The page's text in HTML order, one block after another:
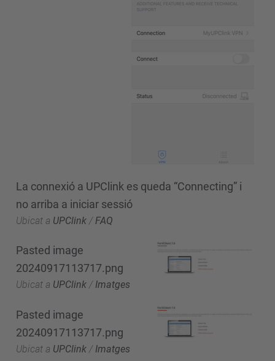
La connexió a UPClink es queda “Connecting” i
no arriba a iniciar sessió
Ubicat a UPClink / FAQ
Pasted image
20240917113717.png
Ubicat a UPClink / Imatges
Pasted image
20240917113717.png
Ubicat a UPClink / Imatges